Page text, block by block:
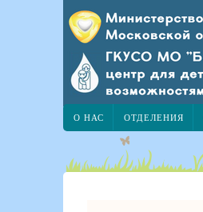
О НАС ОТДЕЛЕНИЯ